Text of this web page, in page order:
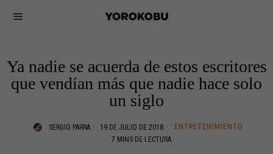
Ya nadie se acuerda de estos escritores
que vendían más que nadie hace solo
un siglo
SERGIO PARRA 19 DE JULIO DE 2018
ENTRETENIMIENTO
7 MINS DE LECTURA